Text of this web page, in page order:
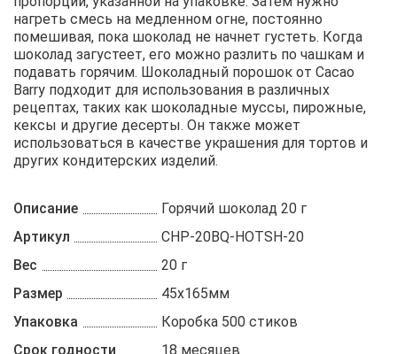
нагреть смесь на медленном огне, постоянно
помешивая, пока шоколад не начнет густеть. Когда
шоколад загустеет, его можно разлить по чашкам и
подавать горячим. Шоколадный порошок от Cacao
Barry подходит для использования в различных
рецептах, таких как шоколадные муссы, пирожные,
кексы и другие десерты. Он также может
использоваться в качестве украшения для тортов и
других кондитерских изделий.
Описание
Горячий шоколад 20 г
Артикул
CHP-20BQ-HOTSH-20
Вес
20 г
Размер
45х165мм
Упаковка
Коробка 500 стиков
Срок годности
18 месяцев